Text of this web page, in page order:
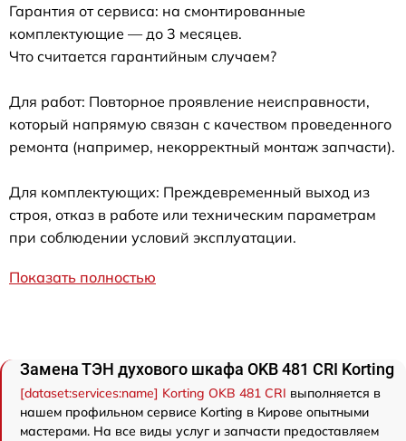
Гарантия от сервиса: на смонтированные
комплектующие — до 3 месяцев.
Что считается гарантийным случаем?
Для работ: Повторное проявление неисправности,
который напрямую связан с качеством проведенного
ремонта (например, некорректный монтаж запчасти).
Для комплектующих: Преждевременный выход из
строя, отказ в работе или техническим параметрам
при соблюдении условий эксплуатации.
Показать полностью
Замена ТЭН духового шкафа OKB 481 CRI Korting
[dataset:services:name] Korting OKB 481 CRI выполняется в
нашем профильном сервисе Korting в Кирове опытными
мастерами. На все виды услуг и запчасти предоставляем